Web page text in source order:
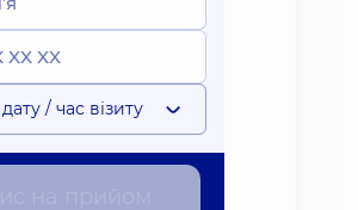
/ час візиту